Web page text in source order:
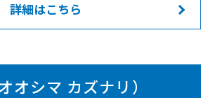
詳細はこちら
オシマ カズナリ）